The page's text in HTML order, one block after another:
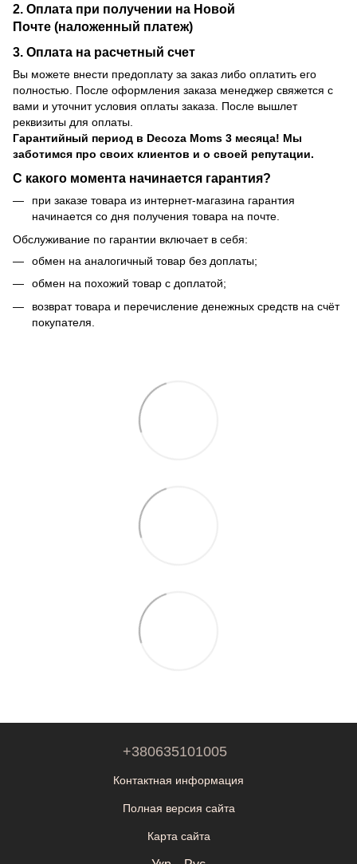
2. Оплата при получении на Новой
Почте (наложенный платеж)
3. Оплата на расчетный счет
Вы можете внести предоплату за заказ либо оплатить его
полностью. После оформления заказа менеджер свяжется с
вами и уточнит условия оплаты заказа. После вышлет
реквизиты для оплаты.
Гарантийный период в Decoza Moms 3 месяца! Мы
заботимся про своих клиентов и о своей репутации.
С какого момента начинается гарантия?
при заказе товара из интернет-магазина гарантия
начинается со дня получения товара на почте.
Обслуживание по гарантии включает в себя:
обмен на аналогичный товар без доплаты;
обмен на похожий товар с доплатой;
возврат товара и перечисление денежных средств на счёт
покупателя.
+380635101005
Контактная информация
Полная версия сайта
Карта сайта